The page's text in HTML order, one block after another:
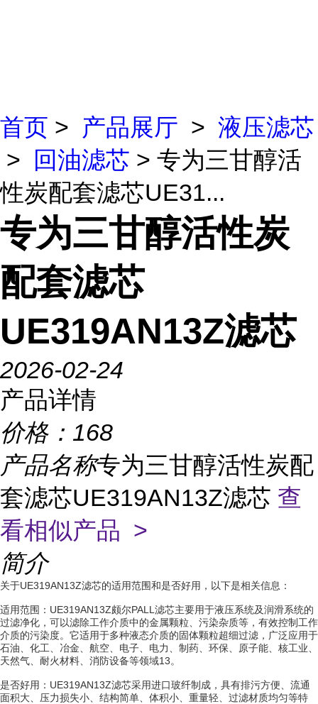
首页 > 产品展厅 > 液压滤芯
>
回油滤芯 > 专为三甘醇活
性炭配套滤芯UE31...
专为三甘醇活性炭
配套滤芯
UE319AN13Z滤芯
2026-02-24
产品详情
价格： 168
产品名称专为三甘醇活性炭配
套滤芯UE319AN13Z滤芯 查
看相似产品 >
简介
关于UE319AN13Z滤芯的适用范围和是否好用，以下是相关信息：
适用范围：UE319AN13Z颇尔PALL滤芯主要用于液压系统及润滑系统的
过滤净化，可以滤除工作介质中的金属颗粒、污染杂质等，有效控制工作
介质的污染度。它适用于多种液态介质的固体颗粒超细过滤，广泛应用于
石油、化工、冶金、航空、电子、电力、制药、环保、原子能、核工业、
天然气、耐火材料、消防设备等领域13。
是否好用：UE319AN13Z滤芯采用进口玻纤制成，具有排污方便、流通
面积大、压力损失小、结构简单、体积小、重量轻、过滤材质均匀等特